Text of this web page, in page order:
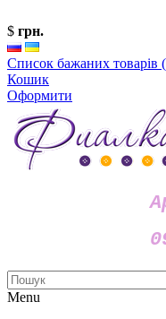
$ грн.
Список бажаних товарів
Кошик
Оформити
Menu